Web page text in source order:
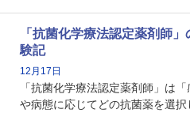
関する資格として、2009年に発
剤師の専門性を活かして高度化
貢献する姿は、今も病院薬剤師に
かれる存在です。
「抗菌化学療法認定薬剤師
験記
12月17日
「抗菌化学療法認定薬剤師」は
や病態に応じてどの抗菌薬を選択